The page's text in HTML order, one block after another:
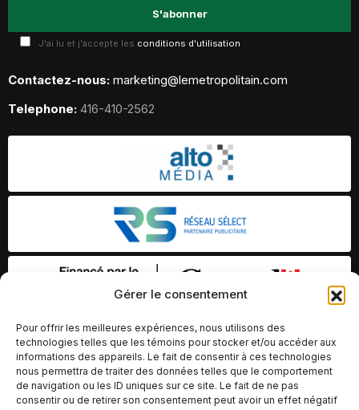
Gérer le consentement
Pour offrir les meilleures expériences, nous utilisons des
technologies telles que les témoins pour stocker et/ou accéder aux
informations des appareils. Le fait de consentir à ces technologies
nous permettra de traiter des données telles que le comportement
de navigation ou les ID uniques sur ce site. Le fait de ne pas
consentir ou de retirer son consentement peut avoir un effet négatif
J'ai lu et j'accepte les conditions d'utilisation
Contactez-nous: marketing@lemetropolitain.com
Telephone: 416-410-2562